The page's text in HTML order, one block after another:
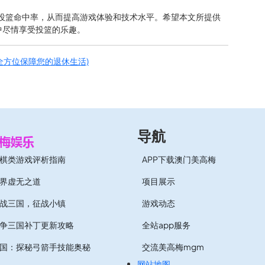
篮命中率，从而提高游戏体验和技术水平。希望本文所提供
情享受投篮的乐趣。
位保障您的退休生活)
类游戏评析指南
虚无之道
三国，征战小镇
三国补丁更新攻略
：探秘弓箭手技能奥秘
导航
APP下载澳门美高梅
项目展示
游戏动态
全站app服务
交流美高梅mgm